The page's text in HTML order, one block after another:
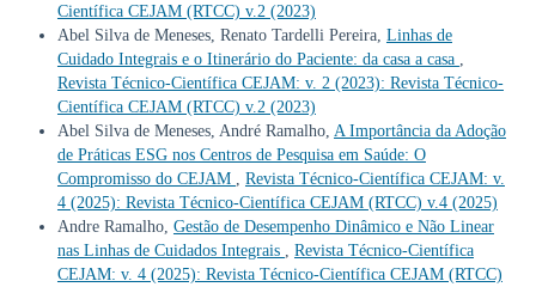
Científica CEJAM (RTCC) v.2 (2023)
Abel Silva de Meneses, Renato Tardelli Pereira, Linhas de
Cuidado Integrais e o Itinerário do Paciente: da casa a casa
Revista Técnico-Científica CEJAM: v. 2 (2023): Revista Técnico-
Científica CEJAM (RTCC) v.2 (2023)
Abel Silva de Meneses, André Ramalho, A Importância da Adoção
de Práticas ESG nos Centros de Pesquisa em Saúde: O
Compromisso do CEJAM
Revista Técnico-Científica CEJAM: v.
4 (2025): Revista Técnico-Científica CEJAM (RTCC) v.4 (2025)
Andre Ramalho, Gestão de Desempenho Dinâmico e Não Linear
nas Linhas de Cuidados Integrais
Revista Técnico-Científica
CEJAM: v. 4 (2025): Revista Técnico-Científica CEJAM (RTCC)